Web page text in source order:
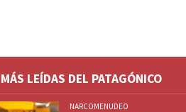
LEÍDAS DEL PATAGÓNICO
NARCOMENUDEO